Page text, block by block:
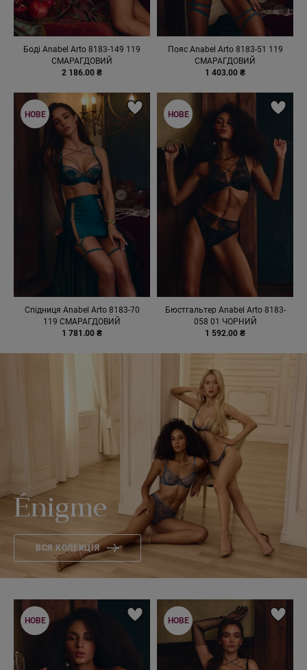
Боді Anabel Arto 8183-149 119
СМАРАГДОВИЙ
2 186.00 ₴
Пояс Anabel Arto 8183-51 119
СМАРАГДОВИЙ
1 403.00 ₴
Спiдниця Anabel Arto 8183-70
119 СМАРАГДОВИЙ
1 781.00 ₴
НОВЕ
Бюстгальтер Anabel Arto 8183-
058 01 ЧОРНИЙ
1 592.00 ₴
НОВЕ
Énigme
ВСЯ КОЛЕКЦІЯ
НОВЕ НОВЕ